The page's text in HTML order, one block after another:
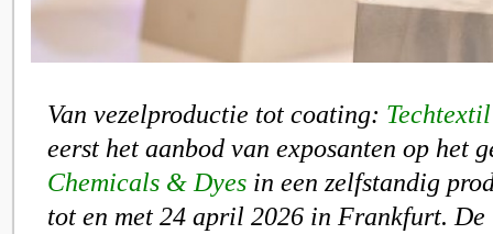
Van vezelproductie tot coating: Techtextil
eerst het aanbod van exposanten op het
Chemicals & Dyes in een zelfstandig
tot en met 24 april 2026 in Frankfurt.